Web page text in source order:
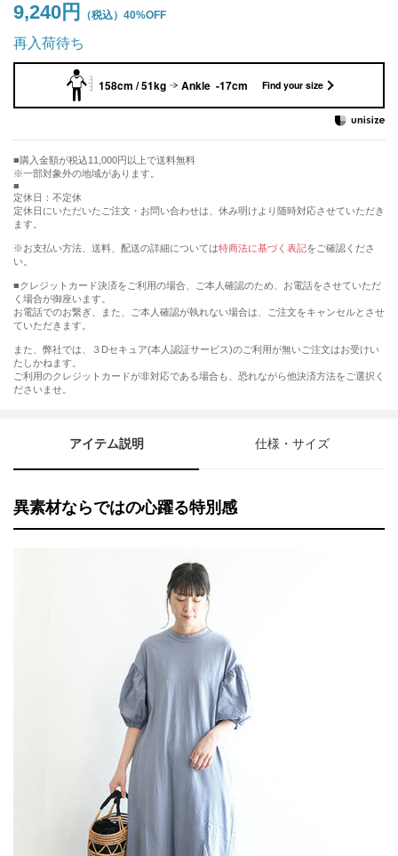
9,240円 40%OFF
再入荷待ち
158cm / 51kg Ankle -17cm Find your size
購入金額が税込11,000円以上で送料無料
※一部対象外の地域があります。
定休日：不定休
定休日にいただいたご注文・お問い合わせは、休み明けより随時対応させていただき
ます。
※お支払い方法、送料、配送の詳細については特商法に基づく表記をご確認くださ
い。
■クレジットカード決済をご利用の場合、ご本人確認のため、お電話をさせていただ
く場合が御座います。
お電話でのお繋ぎ、また、ご本人確認が執れない場合は、ご注文をキャンセルとさせ
ていただきます。
また、弊社では、３Dセキュア(本人認証サービス)のご利用が無いご注文はお受けい
たしかねます。
ご利用のクレジットカードが非対応である場合も、恐れながら他決済方法をご選択く
ださいませ。
アイテム説明 仕様・サイズ
異素材ならではの心躍る特別感